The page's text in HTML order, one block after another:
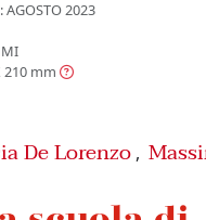
AGOSTO 2023
210 mm
De Lorenzo ,